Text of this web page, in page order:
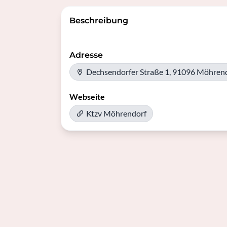
Beschreibung
Adresse
Dechsendorfer Straße 1, 91096
Webseite
Ktzv Möhrendorf